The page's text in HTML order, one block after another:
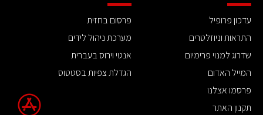
עדכון פרופיל
התראות וניוזלטרים
שדרוג למנוי פרימיום
המייל האדום
פרסמו אצלנו
תקנון האתר
פרסום בחזית
מערכת ניהול לידים
אנטי וירוס בעברית
הגדלת צפיות בסטטוס